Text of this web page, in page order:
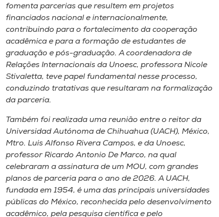
fomenta parcerias que resultem em projetos
financiados nacional e internacionalmente,
contribuindo para o fortalecimento da cooperação
acadêmica e para a formação de estudantes de
graduação e pós-graduação. A coordenadora de
Relações Internacionais da Unoesc, professora Nicole
Stivaletta, teve papel fundamental nesse processo,
conduzindo tratativas que resultaram na formalização
da parceria.
Também foi realizada uma reunião entre o reitor da
Universidad Autónoma de Chihuahua (UACH), México,
Mtro. Luis Alfonso Rivera Campos, e da Unoesc,
professor Ricardo Antonio De Marco, na qual
celebraram a assinatura de um MOU, com grandes
planos de parceria para o ano de 2026. A UACH,
fundada em 1954, é uma das principais universidades
públicas do México, reconhecida pelo desenvolvimento
acadêmico, pela pesquisa científica e pelo